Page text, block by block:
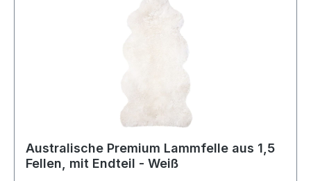
Australische Premium Lammfelle aus 1,5
Fellen, mit Endteil - Weiß